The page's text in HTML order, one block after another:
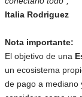
Italia Rodriguez
Nota importante:
El objetivo de una
un ecosistema
de pago a mediano